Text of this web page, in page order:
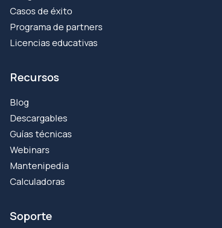
Casos de éxito
Programa de partners
Licencias educativas
Recursos
Blog
Descargables
Guías técnicas
Webinars
Mantenipedia
Calculadoras
Soporte